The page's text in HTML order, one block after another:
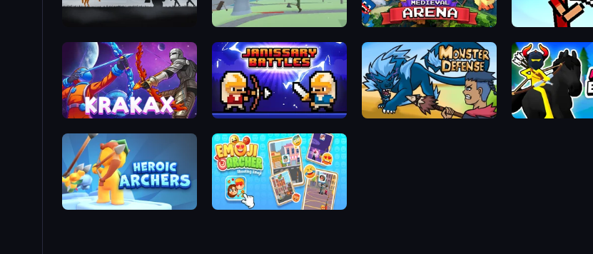
Horseback Survival Tower Archer Medieval Arena Stick Archers Battle
Krakax Janissary Battles Monster Defense Archers Battle
Heroic Archers Emoji Archer - Shooting Emoji